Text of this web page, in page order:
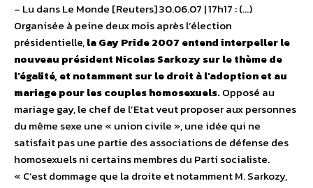
– Lu dans Le Monde [Reuters] 30.06.07 | 17h17 : (…)
Organisée à peine deux mois après l’élection
présidentielle,la Gay Pride 2007 entend interpeller le
nouveau président Nicolas Sarkozy sur le thème de
l’égalité, et notamment sur le droit à l’adoption et au
mariage pour les couples homosexuels.Opposé au
mariage gay, le chef de l’Etat veut proposer aux personnes
du même sexe une « union civile », une idée qui ne
satisfait pas une partie des associations de défense des
homosexuels ni certains membres du Parti socialiste.
« C’est dommage que la droite et notamment M. Sarkozy,